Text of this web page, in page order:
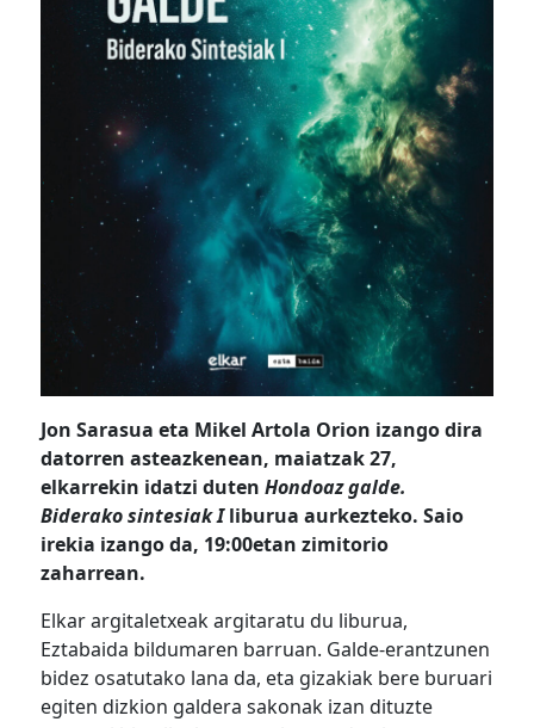
Jon Sarasua eta Mikel Artola Orion izango dira
datorren asteazkenean, maiatzak 27,
elkarrekin idatzi duten Hondoaz galde.
Biderako sintesiak Iliburua aurkezteko. Saio
irekia izango da, 19:00etan zimitorio
zaharrean.
Elkar argitaletxeak argitaratu du liburua,
Eztabaida bildumaren barruan. Galde-erantzunen
bidez osatutako lana da, eta gizakiak bere buruari
egiten dizkion galdera sakonak izan dituzte